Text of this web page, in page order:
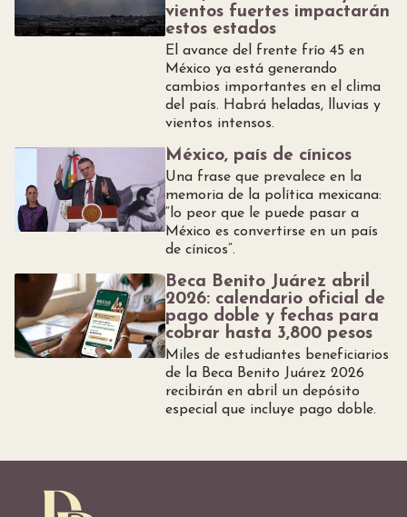
vientos fuertes impactarán
estos estados
El avance del frente frío 45 en
México ya está generando
cambios importantes en el clima
del país. Habrá heladas, lluvias y
vientos intensos.
México, país de cínicos
Una frase que prevalece en la
memoria de la política mexicana:
“lo peor que le puede pasar a
México es convertirse en un país
de cínicos”.
Beca Benito Juárez abril
2026: calendario oficial de
pago doble y fechas para
cobrar hasta 3,800 pesos
Miles de estudiantes beneficiarios
de la Beca Benito Juárez 2026
recibirán en abril un depósito
especial que incluye pago doble.